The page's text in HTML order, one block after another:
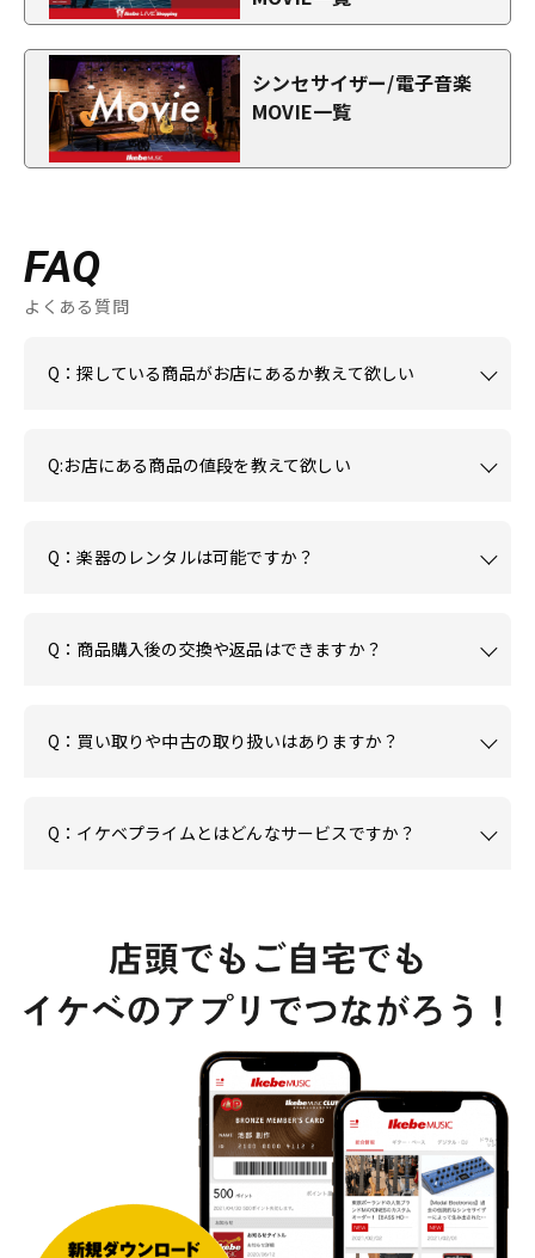
シンセサイザー/電子音楽
MOVIE一覧
FAQ
よくある質問
Q：探している商品がお店にあるか教えて欲しい
Q:お店にある商品の値段を教えて欲しい
Q：楽器のレンタルは可能ですか？
Q：商品購入後の交換や返品はできますか？
Q：買い取りや中古の取り扱いはありますか？
Q：イケベプライムとはどんなサービスですか？